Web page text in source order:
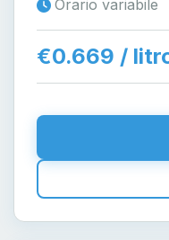
Orario variabile
€0.669 /